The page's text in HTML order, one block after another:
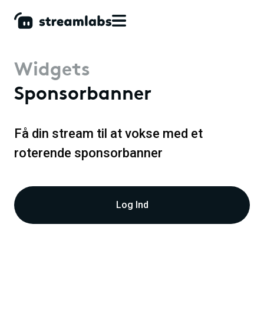
Widgets
Sponsorbanner
Få din stream til at vokse med et
roterende sponsorbanner
Log Ind